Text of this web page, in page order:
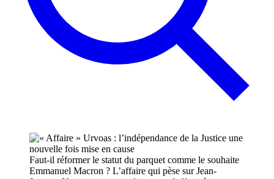
Faut-il réformer le statut du parquet comme le souhaite
Emmanuel Macron ? L’affaire qui pèse sur Jean-